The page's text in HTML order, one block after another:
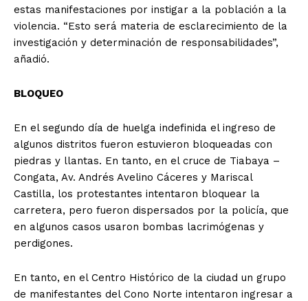
estas manifestaciones por instigar a la población a la
violencia. “Esto será materia de esclarecimiento de la
investigación y determinación de responsabilidades”,
añadió.
BLOQUEO
En el segundo día de huelga indefinida el ingreso de
algunos distritos fueron estuvieron bloqueadas con
piedras y llantas. En tanto, en el cruce de Tiabaya –
Congata, Av. Andrés Avelino Cáceres y Mariscal
Castilla, los protestantes intentaron bloquear la
carretera, pero fueron dispersados por la policía, que
en algunos casos usaron bombas lacrimógenas y
perdigones.
En tanto, en el Centro Histórico de la ciudad un grupo
de manifestantes del Cono Norte intentaron ingresar a